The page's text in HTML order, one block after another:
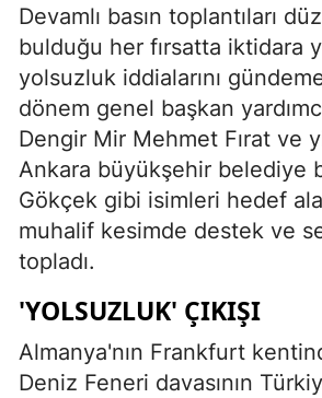
Devamlı basın toplantıları
bulduğu her fırsatta iktidara
yolsuzluk iddialarını
dönem genel başkan
Dengir Mir Mehmet Fırat ve
Ankara büyükşehir belediye
Gökçek gibi isimleri hedef
muhalif kesimde destek ve
topladı.
'YOLSUZLUK' ÇIKIŞI
Almanya'nın Frankfurt
Deniz Feneri davasının